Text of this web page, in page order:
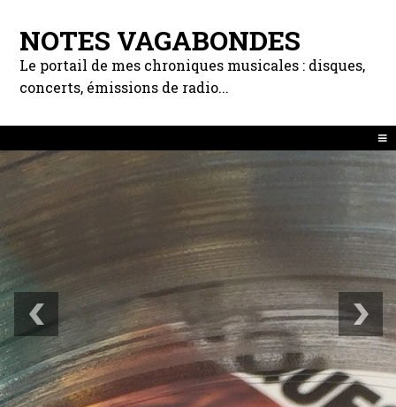
NOTES VAGABONDES
Le portail de mes chroniques musicales : disques,
concerts, émissions de radio...